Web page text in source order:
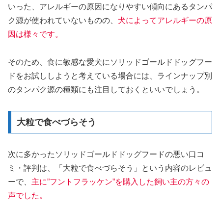
いった、アレルギーの原因になりやすい傾向にあるタンパ
ク源が使われていないものの、 犬によってアレルギーの原
因は様々です。
そのため、食に敏感な愛犬にソリッドゴールドドッグフー
ドをお試ししようと考えている場合には、ラインナップ別
のタンパク源の種類にも注目しておくといいでしょう。
大粒で食べづらそう
次に多かったソリッドゴールドドッグフードの悪い口コ
ミ・評判は、「大粒で食べづらそう」という内容のレビュ
ーで、 主に”フントフラッケン”を購入した飼い主の方々の
声でした。